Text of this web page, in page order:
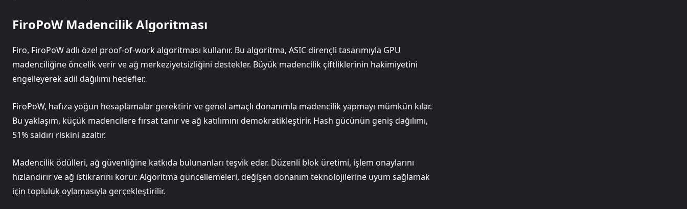
FiroPoW Madencilik Algoritması
Firo, FiroPoW adlı özel proof-of-work algoritması kullanır. Bu algoritma, ASIC dirençli tasarımıyla GPU
madenciliğine öncelik verir ve ağ merkeziyetsizliğini destekler. Büyük madencilik çiftliklerinin hakimiyetini
engelleyerek adil dağılımı hedefler.
FiroPoW, hafıza yoğun hesaplamalar gerektirir ve genel amaçlı donanımla madencilik yapmayı mümkün kılar.
Bu yaklaşım, küçük madencilere fırsat tanır ve ağ katılımını demokratikleştirir. Hash gücünün geniş dağılımı,
51% saldırı riskini azaltır.
Madencilik ödülleri, ağ güvenliğine katkıda bulunanları teşvik eder. Düzenli blok üretimi, işlem onaylarını
hızlandırır ve ağ istikrarını korur. Algoritma güncellemeleri, değişen donanım teknolojilerine uyum sağlamak
için topluluk oylamasıyla gerçekleştirilir.